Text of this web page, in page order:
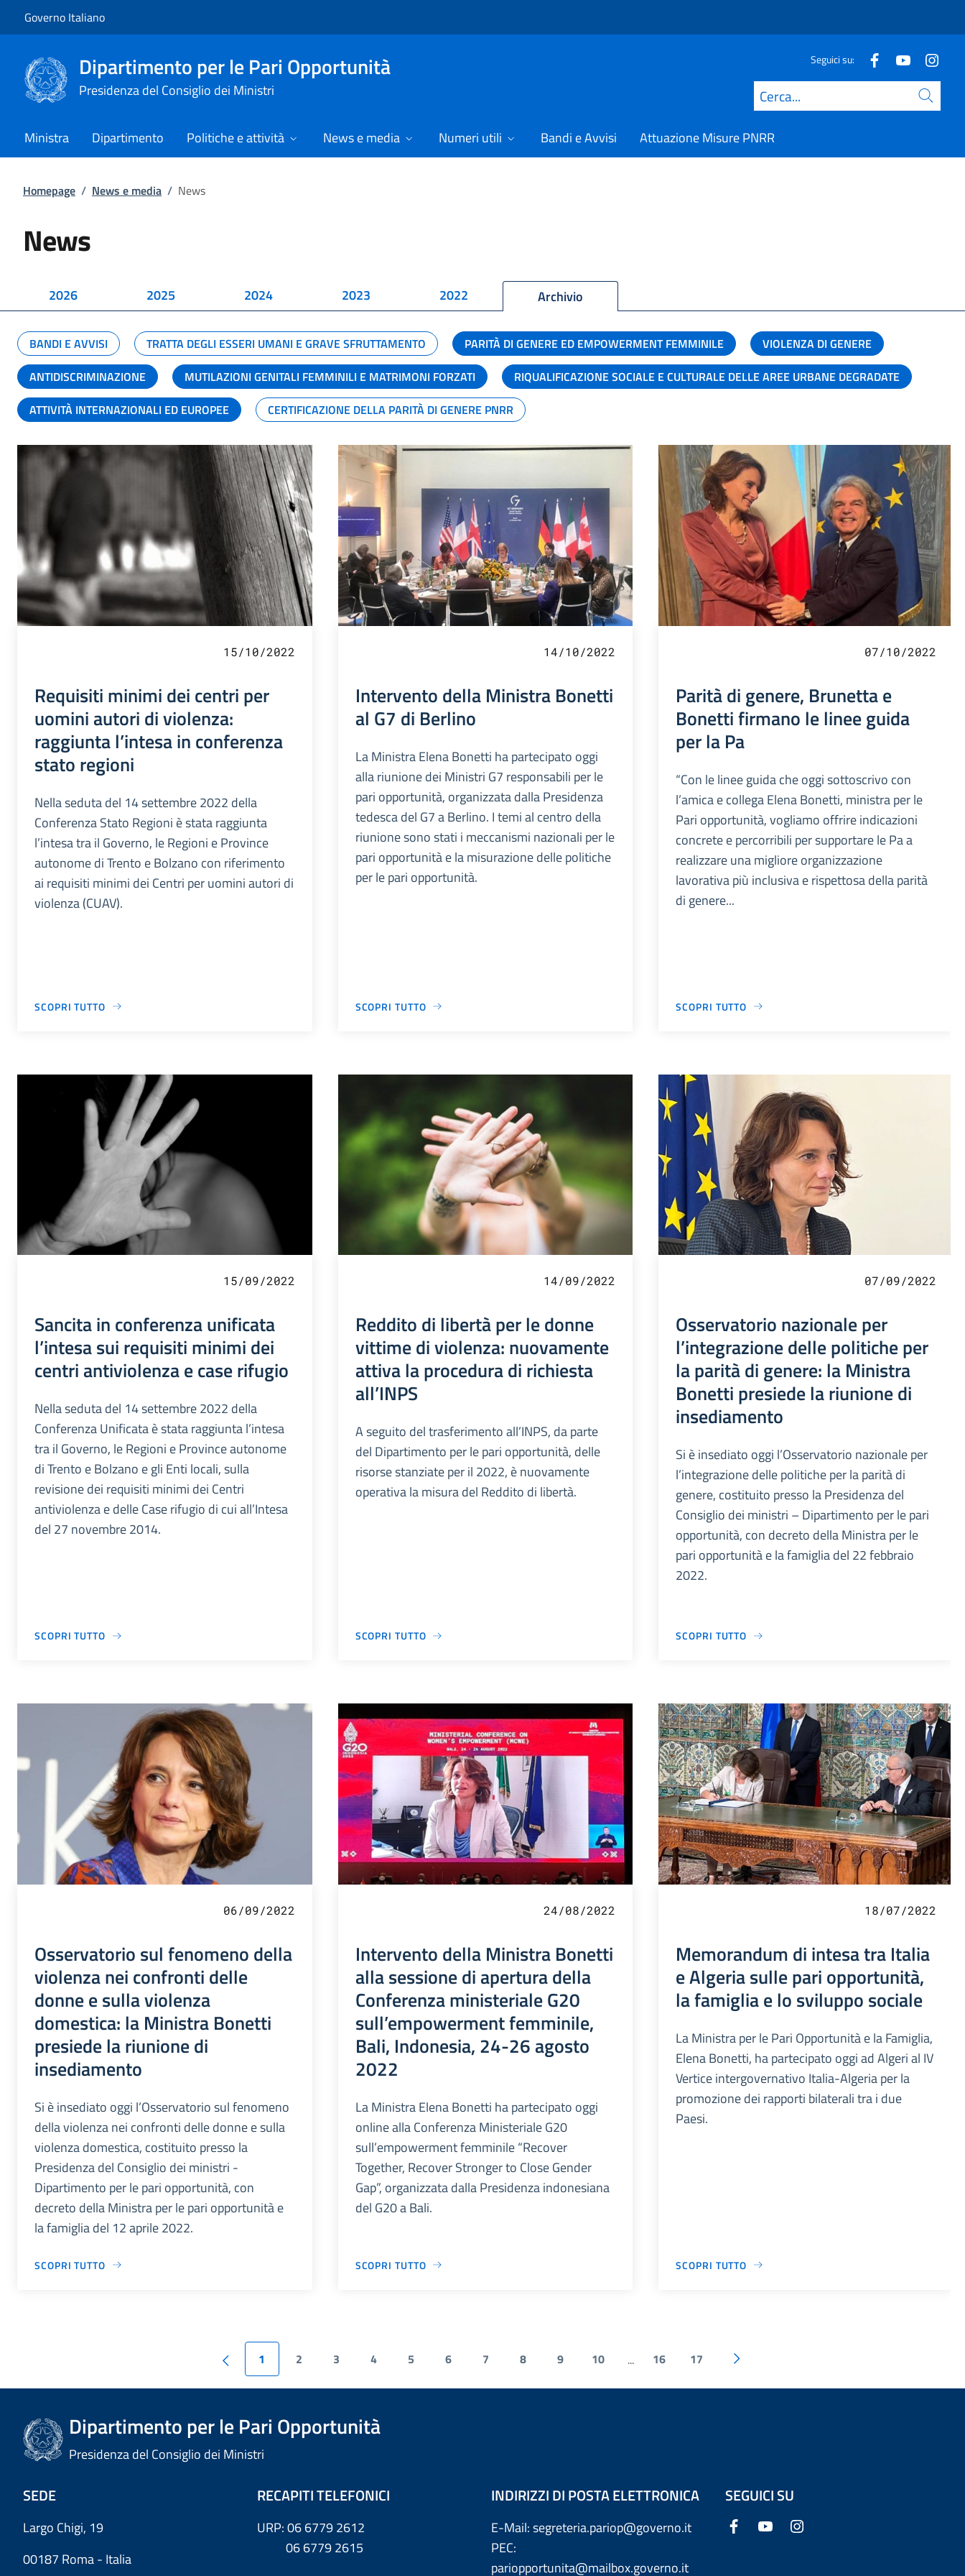
Governo Italiano
Dipartimento per le Pari Opportunità
Presidenza del Consiglio dei Ministri
Seguici su:
Cerca
Ministra Dipartimento Politiche e attività News e media Numeri utili Bandi e Avvisi Attuazione Misure PNRR
Homepage / News e media / News
News
2026 2025 2024 2023 2022 Archivio
BANDI E AVVISI TRATTA DEGLI ESSERI UMANI E GRAVE SFRUTTAMENTO PARITÀ DI GENERE ED EMPOWERMENT FEMMINILE
VIOLENZA DI GENERE
ANTIDISCRIMINAZIONE
MUTILAZIONI GENITALI FEMMINILI E MATRIMONI FORZATI
RIQUALIFICAZIONE SOCIALE E CULTURALE DELLE AREE URBANE DEGRADATE
ATTIVITÀ INTERNAZIONALI ED EUROPEE
CERTIFICAZIONE DELLA PARITÀ DI GENERE PNRR
15/10/2022
Requisiti minimi dei centri per
uomini autori di violenza:
raggiunta l’intesa in conferenza
stato regioni
Nella seduta del 14 settembre 2022 della
Conferenza Stato Regioni è stata raggiunta
l’intesa tra il Governo, le Regioni e Province
autonome di Trento e Bolzano con riferimento
ai requisiti minimi dei Centri per uomini autori di
violenza (CUAV).
SCOPRI TUTTO
14/10/2022
Intervento della Ministra Bonetti
al G7 di Berlino
La Ministra Elena Bonetti ha partecipato oggi
alla riunione dei Ministri G7 responsabili per le
pari opportunità, organizzata dalla Presidenza
tedesca del G7 a Berlino. I temi al centro della
riunione sono stati i meccanismi nazionali per le
pari opportunità e la misurazione delle politiche
per le pari opportunità.
SCOPRI TUTTO
07/10/2022
Parità di genere, Brunetta e
Bonetti firmano le linee guida
per la Pa
“Con le linee guida che oggi sottoscrivo con
l’amica e collega Elena Bonetti, ministra per le
Pari opportunità, vogliamo offrire indicazioni
concrete e percorribili per supportare le Pa a
realizzare una migliore organizzazione
lavorativa più inclusiva e rispettosa della parità
di genere...
SCOPRI TUTTO
15/09/2022
Sancita in conferenza unificata
l’intesa sui requisiti minimi dei
centri antiviolenza e case rifugio
Nella seduta del 14 settembre 2022 della
Conferenza Unificata è stata raggiunta l’intesa
tra il Governo, le Regioni e Province autonome
di Trento e Bolzano e gli Enti locali, sulla
revisione dei requisiti minimi dei Centri
antiviolenza e delle Case rifugio di cui all’Intesa
del 27 novembre 2014.
SCOPRI TUTTO
14/09/2022
Reddito di libertà per le donne
vittime di violenza: nuovamente
attiva la procedura di richiesta
all’INPS
A seguito del trasferimento all’INPS, da parte
del Dipartimento per le pari opportunità, delle
risorse stanziate per il 2022, è nuovamente
operativa la misura del Reddito di libertà.
SCOPRI TUTTO
07/09/2022
Osservatorio nazionale per
l’integrazione delle politiche per
la parità di genere: la Ministra
Bonetti presiede la riunione di
insediamento
Si è insediato oggi l’Osservatorio nazionale per
l’integrazione delle politiche per la parità di
genere, costituito presso la Presidenza del
Consiglio dei ministri – Dipartimento per le pari
opportunità, con decreto della Ministra per le
pari opportunità e la famiglia del 22 febbraio
2022.
SCOPRI TUTTO
06/09/2022
Osservatorio sul fenomeno della
violenza nei confronti delle
donne e sulla violenza
domestica: la Ministra Bonetti
presiede la riunione di
insediamento
Si è insediato oggi l’Osservatorio sul fenomeno
della violenza nei confronti delle donne e sulla
violenza domestica, costituito presso la
Presidenza del Consiglio dei ministri -
Dipartimento per le pari opportunità, con
decreto della Ministra per le pari opportunità e
la famiglia del 12 aprile 2022.
SCOPRI TUTTO
24/08/2022
Intervento della Ministra Bonetti
alla sessione di apertura della
Conferenza ministeriale G20
sull’empowerment femminile,
Bali, Indonesia, 24-26 agosto
2022
La Ministra Elena Bonetti ha partecipato oggi
online alla Conferenza Ministeriale G20
sull’empowerment femminile “Recover
Together, Recover Stronger to Close Gender
Gap”, organizzata dalla Presidenza indonesiana
del G20 a Bali.
SCOPRI TUTTO
18/07/2022
Memorandum di intesa tra Italia
e Algeria sulle pari opportunità,
la famiglia e lo sviluppo sociale
La Ministra per le Pari Opportunità e la Famiglia,
Elena Bonetti, ha partecipato oggi ad Algeri al IV
Vertice intergovernativo Italia-Algeria per la
promozione dei rapporti bilaterali tra i due
Paesi.
SCOPRI TUTTO
1 2 3 4 5 6 7 8 9 10 ... 16 17
Dipartimento per le Pari Opportunità
Presidenza del Consiglio dei Ministri
SEDE
Largo Chigi, 19
00187 Roma - Italia
RECAPITI TELEFONICI
URP: 06 6779 2612
06 6779 2615
INDIRIZZI DI POSTA ELETTRONICA
E-Mail: segreteria.pariop@governo.it
PEC:
pariopportunita@mailbox.governo.it
SEGUICI SU